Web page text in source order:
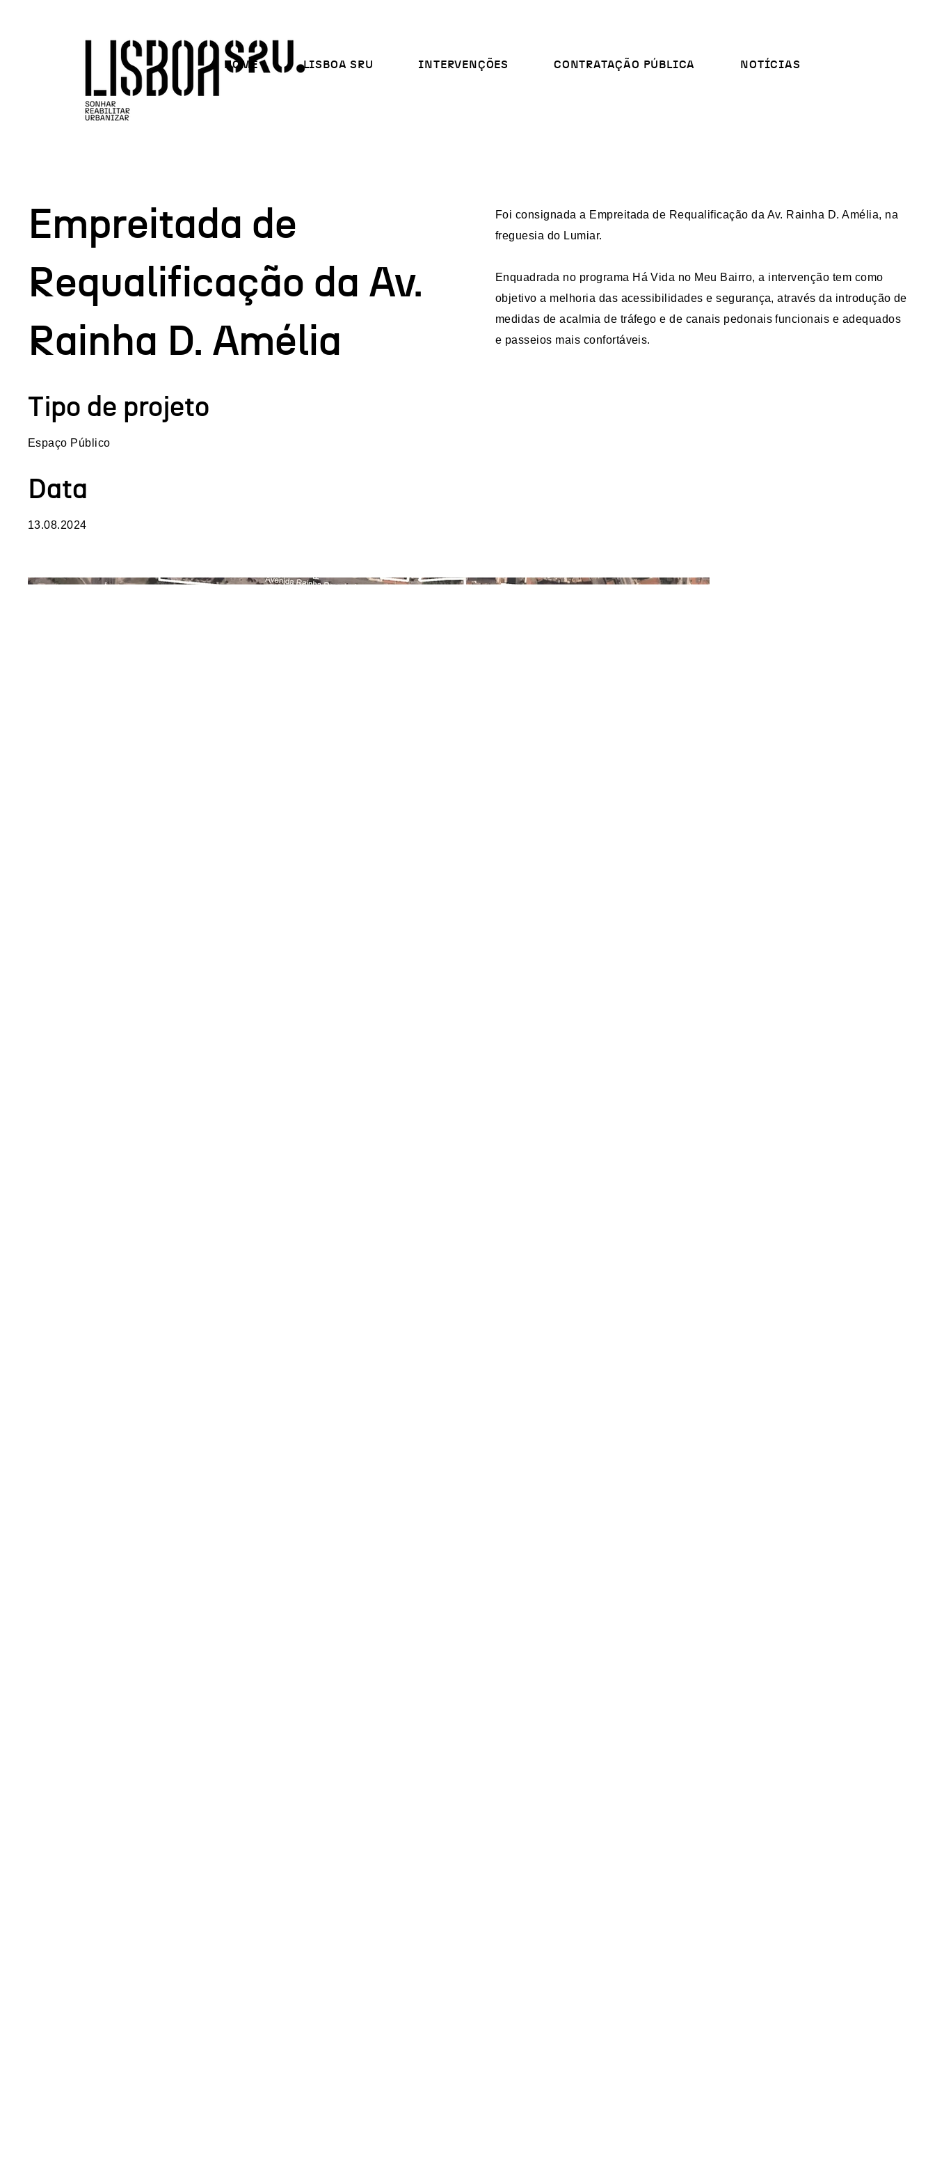
HOME LISBOA SRU INTERVENÇÕES CONTRATAÇÃO PÚBLICA NOTÍCIAS
Empreitada de
Requalificação da Av.
Rainha D. Amélia
Tipo de projeto
Espaço Público
Data
13.08.2024
Foi consignada a Empreitada de Requalificação da Av. Rainha D. Amélia, na
freguesia do Lumiar.
Enquadrada no programa Há Vida no Meu Bairro, a intervenção tem como
objetivo a melhoria das acessibilidades e segurança, através da introdução de
medidas de acalmia de tráfego e de canais pedonais funcionais e adequados
e passeios mais confortáveis.